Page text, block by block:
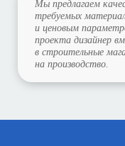
Мы предлагаем
требуемых
и ценовым
проекта дизайнер
в строительные
на производство.